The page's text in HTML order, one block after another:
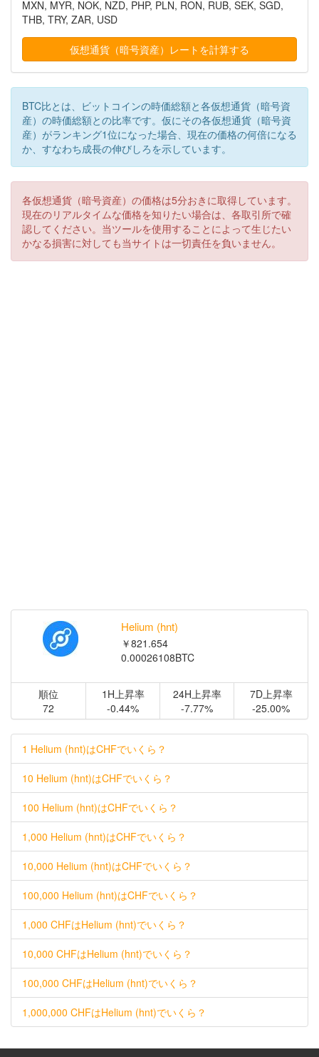
MXN, MYR, NOK, NZD, PHP, PLN, RON, RUB, SEK, SGD,
THB, TRY, ZAR, USD
BTC比とは、ビットコインの時価総額と各仮想通貨（暗号資
産）の時価総額との比率です。仮にその各仮想通貨（暗号資
産）がランキング1位になった場合、現在の価格の何倍になる
か、すなわち成長の伸びしろを示しています。
各仮想通貨（暗号資産）の価格は5分おきに取得しています。
現在のリアルタイムな価格を知りたい場合は、各取引所で確
認してください。当ツールを使用することによって生じたい
かなる損害に対しても当サイトは一切責任を負いません。
Helium (hnt)
￥821.654
0.00026108BTC
順位
72
1H上昇率
-0.44%
24H上昇率
-7.77%
7D上昇率
-25.00%
1 Helium (hnt)はCHFでいくら？
10 Helium (hnt)はCHFでいくら？
100 Helium (hnt)はCHFでいくら？
1,000 Helium (hnt)はCHFでいくら？
10,000 Helium (hnt)はCHFでいくら？
100,000 Helium (hnt)はCHFでいくら？
1,000 CHFはHelium (hnt)でいくら？
10,000 CHFはHelium (hnt)でいくら？
100,000 CHFはHelium (hnt)でいくら？
1,000,000 CHFはHelium (hnt)でいくら？